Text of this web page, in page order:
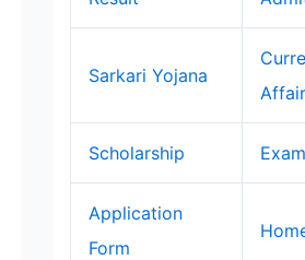
Sarkari Yojana
Scholarship
Application
Form